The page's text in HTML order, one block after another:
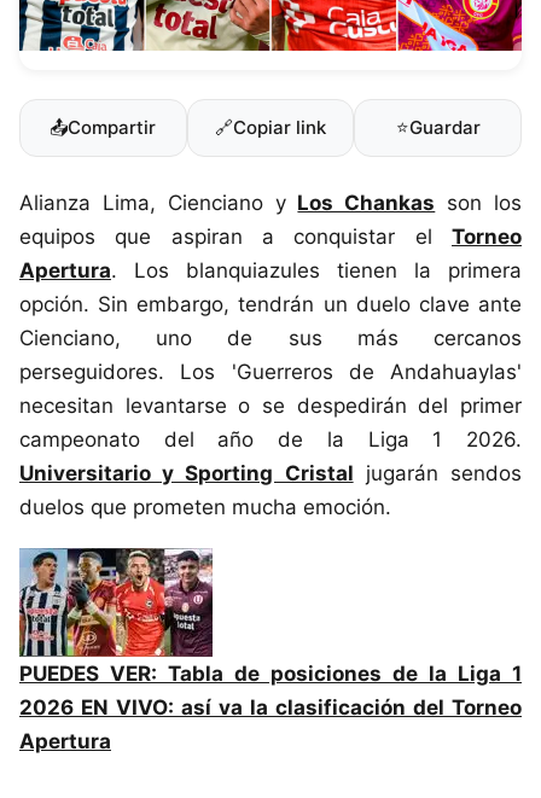
📤Compartir 🔗Copiar link ⭐Guardar
Alianza Lima, Cienciano y Los Chankas son los
equipos que aspiran a conquistar el Torneo
Apertura. Los blanquiazules tienen la primera
opción. Sin embargo, tendrán un duelo clave ante
Cienciano, uno de sus más cercanos
perseguidores. Los 'Guerreros de Andahuaylas'
necesitan levantarse o se despedirán del primer
campeonato del año de la Liga 1 2026.
Universitario y Sporting Cristal jugarán sendos
duelos que prometen mucha emoción.
PUEDES VER: Tabla de posiciones de la Liga 1
2026 EN VIVO: así va la clasificación del Torneo
Apertura